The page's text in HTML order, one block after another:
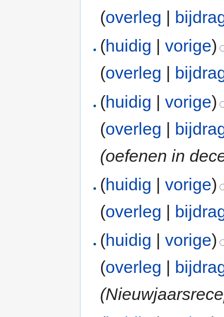
(overleg |
(huidig |vorige)
(overleg
(huidig |vorige)
(overleg |
(oefenen in
(huidig |vorige)
(overleg |
(huidig |vorige)
(overleg